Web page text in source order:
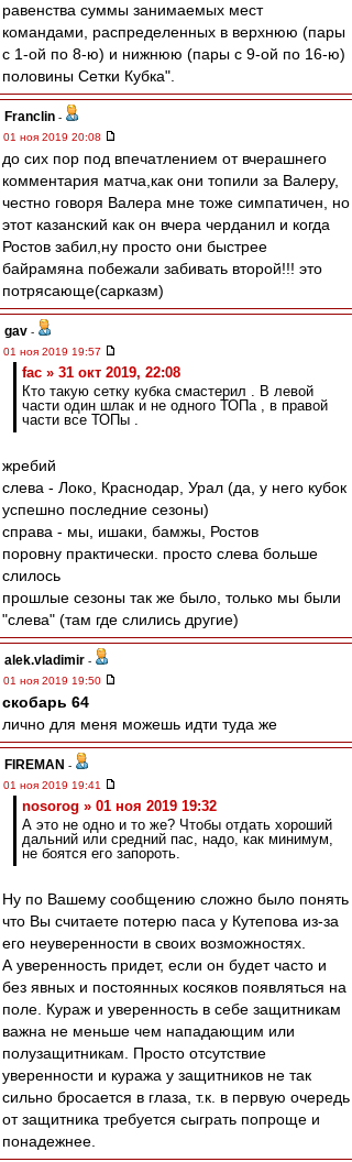
равенства суммы занимаемых мест
командами, распределенных в верхнюю (пары
с 1-ой по 8-ю) и нижнюю (пары с 9-ой по 16-ю)
половины Сетки Кубка".
Franclin -
01 ноя 2019 20:08
до сих пор под впечатлением от вчерашнего
комментария матча,как они топили за Валеру,
честно говоря Валера мне тоже симпатичен, но
этот казанский как он вчера черданил и когда
Ростов забил,ну просто они быстрее
байрамяна побежали забивать второй!!! это
потрясающе(сарказм)
gav -
01 ноя 2019 19:57
fac » 31 окт 2019, 22:08
Кто такую сетку кубка смастерил . В левой
части один шлак и не одного ТОПа , в правой
части все ТОПы .
жребий
слева - Локо, Краснодар, Урал (да, у него кубок
успешно последние сезоны)
справа - мы, ишаки, бамжы, Ростов
поровну практически. просто слева больше
слилось
прошлые сезоны так же было, только мы были
"слева" (там где слились другие)
alek.vladimir -
01 ноя 2019 19:50
скобарь 64
лично для меня можешь идти туда же
FIREMAN -
01 ноя 2019 19:41
nosorog » 01 ноя 2019 19:32
А это не одно и то же? Чтобы отдать хороший
дальний или средний пас, надо, как минимум,
не боятся его запороть.
Ну по Вашему сообщению сложно было понять
что Вы считаете потерю паса у Кутепова из-за
его неуверенности в своих возможностях.
А уверенность придет, если он будет часто и
без явных и постоянных косяков появляться на
поле. Кураж и уверенность в себе защитникам
важна не меньше чем нападающим или
полузащитникам. Просто отсутствие
уверенности и куража у защитников не так
сильно бросается в глаза, т.к. в первую очередь
от защитника требуется сыграть попроще и
понадежнее.